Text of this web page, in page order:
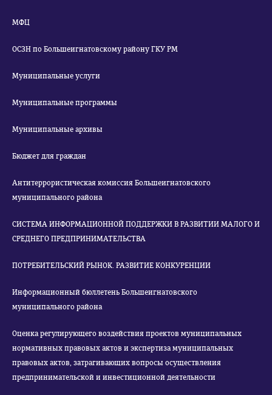
МФЦ
ОСЗН по Большеигнатовскому району ГКУ РМ
Муниципальные услуги
Муниципальные программы
Муниципальные архивы
Бюджет для граждан
Антитеррористическая комиссия Большеигнатовского
муниципального района
СИСТЕМА ИНФОРМАЦИОННОЙ ПОДДЕРЖКИ В РАЗВИТИИ МАЛОГО И
СРЕДНЕГО ПРЕДПРИНИМАТЕЛЬСТВА
ПОТРЕБИТЕЛЬСКИЙ РЫНОК. РАЗВИТИЕ КОНКУРЕНЦИИ
Информационный бюллетень Большеигнатовского
муниципального района
Оценка регулирующего воздействия проектов муниципальных
нормативных правовых актов и экспертиза муниципальных
правовых актов, затрагивающих вопросы осуществления
предпринимательской и инвестиционной деятельности